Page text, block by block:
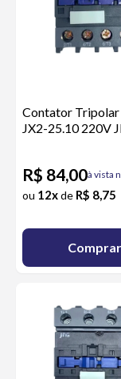
Contator Tripolar
JX2-25.10 220V
R$ 84,00à vista
ou 12xde R$ 8,75
Comprar